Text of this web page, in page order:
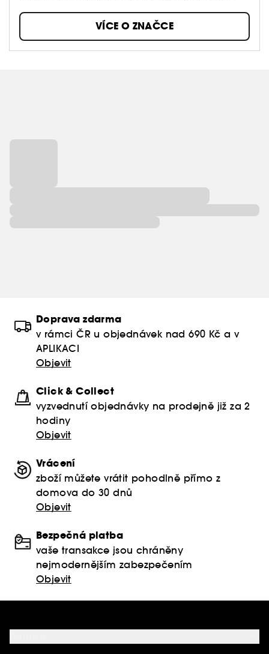
produkty značky Guerlain opravdovými šperky a
objekty touhy pro zákazníky na celém světě.
VÍCE O ZNAČCE
Doprava zdarma
v rámci ČR u objednávek nad 690 Kč a v
APLIKACI
Objevit
Click & Collect
vyzvednutí objednávky na prodejně již za 2
hodiny
Objevit
Vrácení
zboží můžete vrátit pohodlně přímo z
domova do 30 dnů
Objevit
Bezpečná platba
vaše transakce jsou chráněny
nejmodernějším zabezpečením
Objevit